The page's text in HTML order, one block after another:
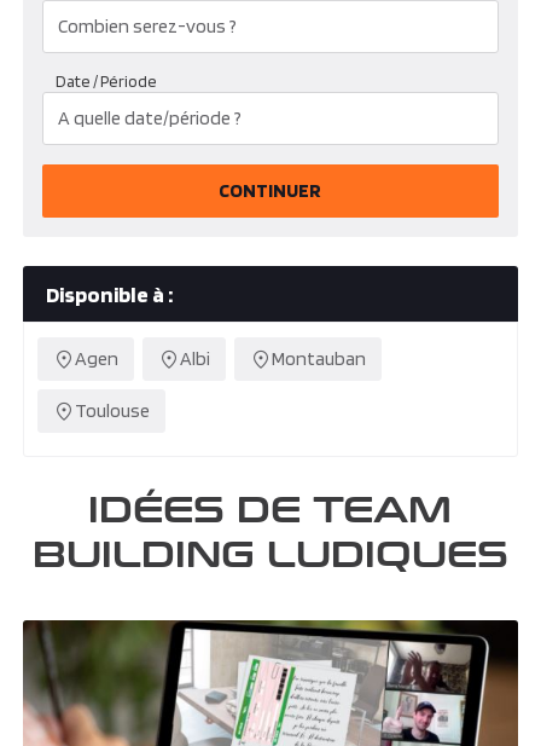
Date / Période
CONTINUER
Disponible à :
Agen Albi Montauban
Toulouse
IDÉES DE TEAM
BUILDING LUDIQUES